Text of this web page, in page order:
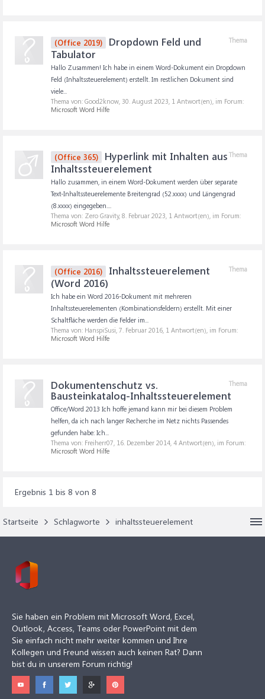
Thema
(Office 2019)
Dropdown Feld und
Tabulator
Hallo Zusammen! Ich habe in einem Word-Dokument ein Dropdown
Feld (Inhaltssteuerelement) erstellt. Im restlichen Dokument sind
viele...
Thema von: Good2know, 30. August 2023, 1 Antwort(en), im Forum:
Microsoft Word Hilfe
Thema
(Office 365)
Hyperlink mit Inhalten aus
Inhaltssteuerelement
Hallo zusammen, in einem Word-Dokument werden über separate
Text-Inhaltssteuerelemente Breitengrad (52.xxxx) und Längengrad
(8.xxxx) eingegeben....
Thema von: Zero Gravity, 8. Februar 2023, 1 Antwort(en), im Forum:
Microsoft Word Hilfe
Thema
(Office 2016)
Inhaltssteuerelement
(Word 2016)
Ich habe ein Word 2016-Dokument mit mehreren
Inhaltssteuerelementen (Kombinationsfeldern) erstellt. Mit einer
Schaltfläche werden die Felder im...
Thema von: HanspiSusi, 7. Februar 2016, 1 Antwort(en), im Forum:
Microsoft Word Hilfe
Thema
Dokumentenschutz vs.
Bausteinkatalog-Inhaltssteuerelement
Office/Word 2013 Ich hoffe jemand kann mir bei diesem Problem
helfen, da ich nach langer Recherche im Netz nichts Passendes
gefunden habe: Ich...
Thema von: Freiherr07, 16. Dezember 2014, 4 Antwort(en), im Forum:
Microsoft Word Hilfe
Ergebnis 1 bis 8 von 8
Startseite Schlagworte inhaltssteuerelement
Sie haben ein Problem mit Microsoft Word, Excel,
Outlook, Access, Teams oder PowerPoint mit dem
Sie einfach nicht mehr weiter kommen und Ihre
Kollegen und Freund wissen auch keinen Rat? Dann
bist du in unserem Forum richtig!